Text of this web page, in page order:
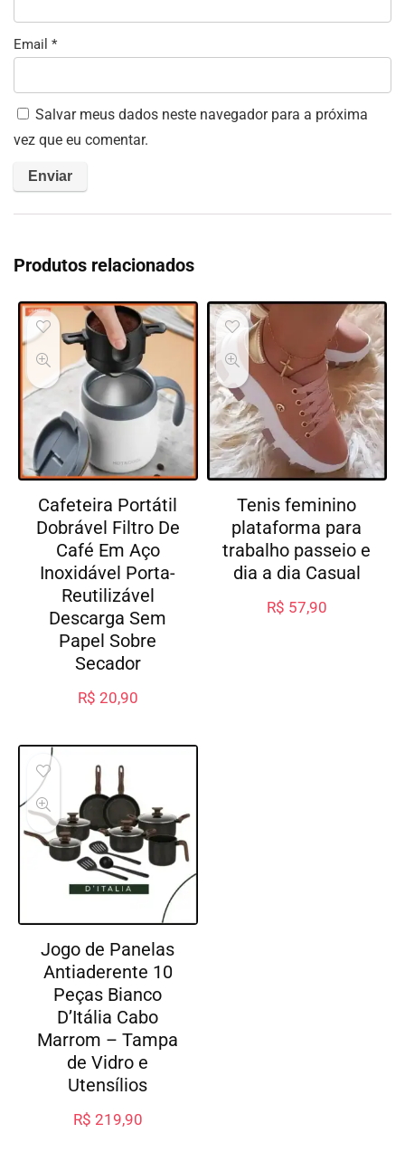
Email *
Salvar meus dados neste navegador para a próxima
vez que eu comentar.
Produtos relacionados
Cafeteira Portátil
Dobrável Filtro De
Café Em Aço
Inoxidável Porta-
Reutilizável
Descarga Sem
Papel Sobre
Secador
R$ 20,90
Tenis feminino
plataforma para
trabalho passeio e
dia a dia Casual
R$ 57,90
Jogo de Panelas
Antiaderente 10
Peças Bianco
D’Itália Cabo
Marrom – Tampa
de Vidro e
Utensílios
R$ 219,90